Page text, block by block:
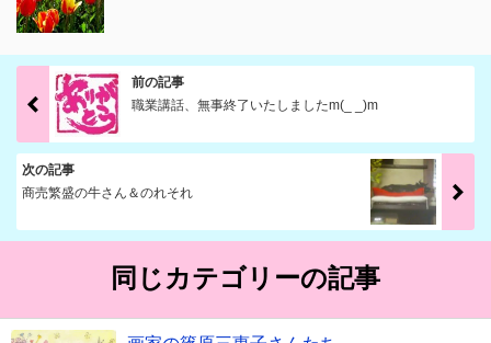
前の記事
職業講話、無事終了いたしましたm(_ _)m
次の記事
商売繁盛の牛さん＆のれそれ
同じカテゴリーの記事